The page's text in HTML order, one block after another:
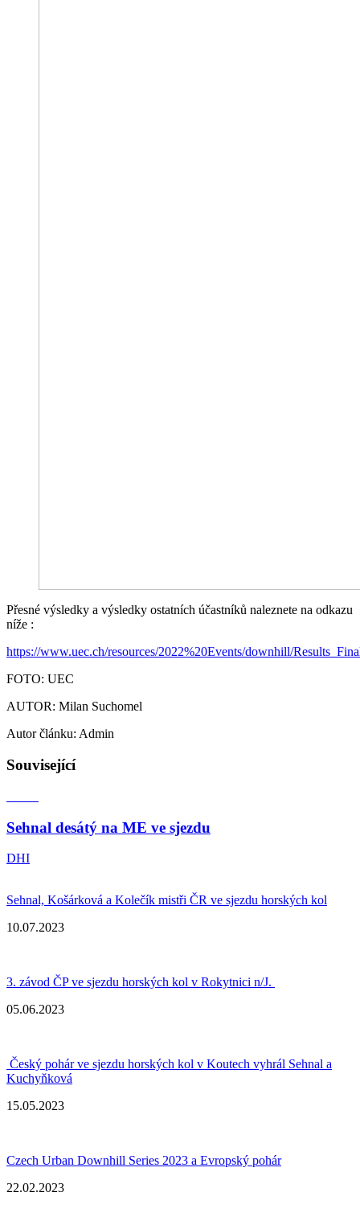
Přesné výsledky a výsledky ostatních účastníků naleznete na odkazu
níže :
https://www.uec.ch/resources/2022%20Events/downhill/
FOTO: UEC
AUTOR: Milan Suchomel
Autor článku: Admin
Související
Sehnal desátý na ME ve sjezdu
DHI
Sehnal, Košárková a Kolečík mistři ČR ve sjezdu horských kol
10.07.2023
3. závod ČP ve sjezdu horských kol v Rokytnici n/J.
05.06.2023
Český pohár ve sjezdu horských kol v Koutech vyhrál Sehnal a
Kuchyňková
15.05.2023
Czech Urban Downhill Series 2023 a Evropský pohár
22.02.2023